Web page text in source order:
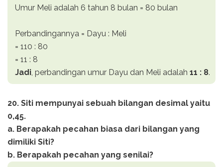
Umur Meli adalah 6 tahun 8 bulan = 80 bulan
Perbandingannya = Dayu : Meli
= 110 : 80
= 11 : 8
Jadi , perbandingan umur Dayu dan Meli adalah 11 : 8.
20. Siti mempunyai sebuah bilangan desimal yaitu
0,45.
a. Berapakah pecahan biasa dari bilangan yang
dimiliki Siti?
b. Berapakah pecahan yang senilai?